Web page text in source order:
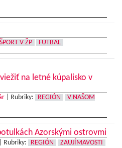
ŠPORT V ŽP FUTBAL
na letné kúpalisko v
Rubriky: REGIÓN
V NAŠOM
Azorskými ostrovmi
Rubriky: REGIÓN ZAUJÍMAVOSTI